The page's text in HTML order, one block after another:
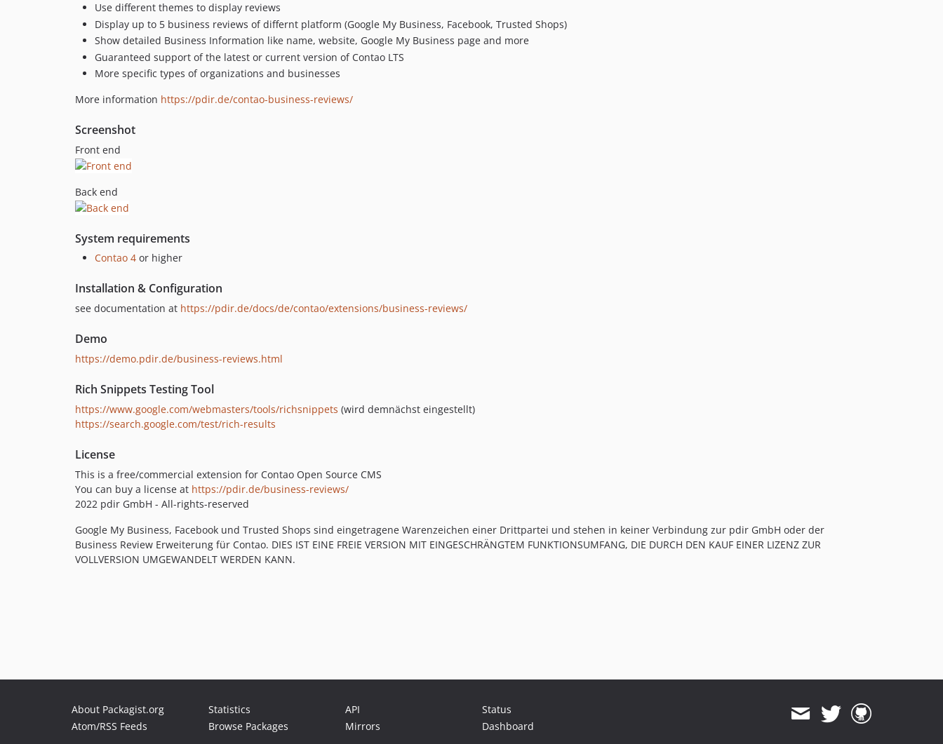
Use different themes to display reviews
Display up to 5 business reviews of differnt platform (Google My Business, Facebook, Trusted Shops)
Show detailed Business Information like name, website, Google My Business page and more
Guaranteed support of the latest or current version of Contao LTS
More specific types of organizations and businesses
More information https://pdir.de/contao-business-reviews/
Screenshot
Front end
Back end
System requirements
Contao 4 or higher
Installation & Configuration
see documentation at https://pdir.de/docs/de/contao/extensions/business-reviews/
Demo
https://demo.pdir.de/business-reviews.html
Rich Snippets Testing Tool
https://www.google.com/webmasters/tools/richsnippets (wird demnächst eingestellt)
https://search.google.com/test/rich-results
License
This is a free/commercial extension for Contao Open Source CMS
You can buy a license at https://pdir.de/business-reviews/
2022 pdir GmbH - All-rights-reserved
Google My Business, Facebook und Trusted Shops sind eingetragene Warenzeichen einer Drittpartei und stehen in keiner Verbindung zur pdir GmbH oder der
Business Review Erweiterung für Contao. DIES IST EINE FREIE VERSION MIT EINGESCHRÄNGTEM FUNKTIONSUMFANG, DIE DURCH DEN KAUF EINER LIZENZ ZUR
VOLLVERSION UMGEWANDELT WERDEN KANN.
About Packagist.org
Atom/RSS Feeds
Statistics
Browse Packages
API
Mirrors
Status
Dashboard